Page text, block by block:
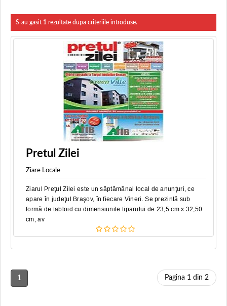
S-au gasit 1 rezultate dupa criteriile introduse.
Pretul Zilei
Ziare Locale
Ziarul Preţul Zilei este un săptămânal local de anunţuri, ce
apare în judeţul Braşov, în fiecare Vineri. Se prezintă sub
formă de tabloid cu dimensiunile tiparului de 23,5 cm x 32,50
cm, av
1 Pagina 1 din 2